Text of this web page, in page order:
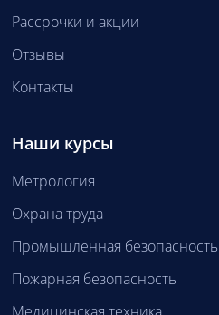
Рассрочки и акции
Отзывы
Контакты
Наши курсы
Метрология
Охрана труда
Промышленная безопасность
Пожарная безопасность